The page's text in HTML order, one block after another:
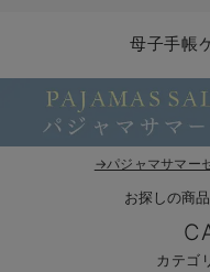
マタニティ トップス
マタニティ アウター（コート
マタニティ 授乳 キャミソール
産褥ショーツ
骨盤・マタニティベルト （妊
マタニティ フォーマル パンツ
【アウトレット】パジャマ
【アウトレット】インナー
【アウトレット】ベビー
コットン素材
母子手帳
→パジャマサマー
お探しの商
カテゴ